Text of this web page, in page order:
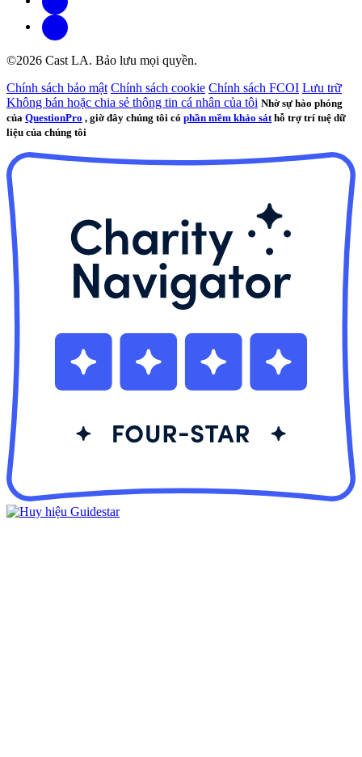
©2026 Cast LA. Bảo lưu mọi quyền.
Chính sách bảo mật Chính sách cookie Chính sách FCOI Lưu trữ
Không bán hoặc chia sẻ thông tin cá nhân của tôi Nhờ sự hào phóng
của QuestionPro , giờ đây chúng tôi có phần mềm khảo sáthỗ trợ trí tuệ dữ
liệu của chúng tôi